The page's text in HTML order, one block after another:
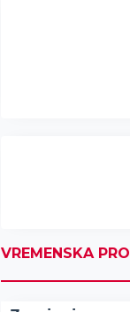
VREMENSKA